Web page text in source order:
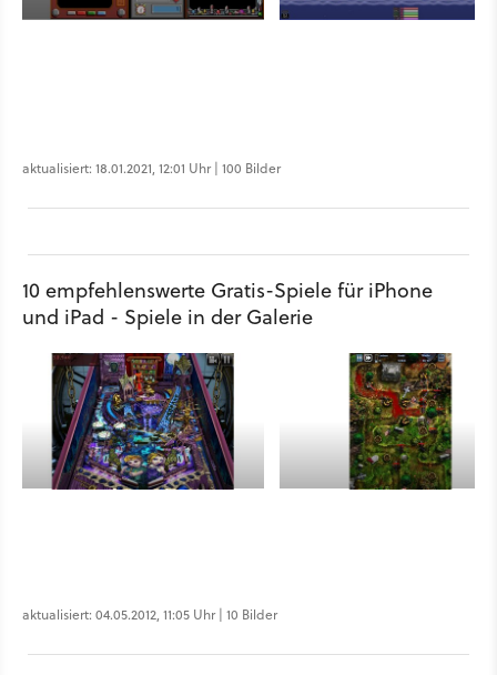
aktualisiert: 18.01.2021, 12:01 Uhr | 100 Bilder
10 empfehlenswerte Gratis-Spiele für iPhone
und iPad - Spiele in der Galerie
aktualisiert: 04.05.2012, 11:05 Uhr | 10 Bilder